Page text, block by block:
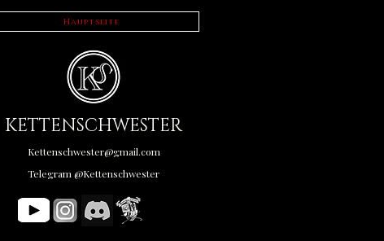
Hauptseite
KETTENSCHWESTER
Kettenschwester@gmail.com
Telegram @Kettenschwester